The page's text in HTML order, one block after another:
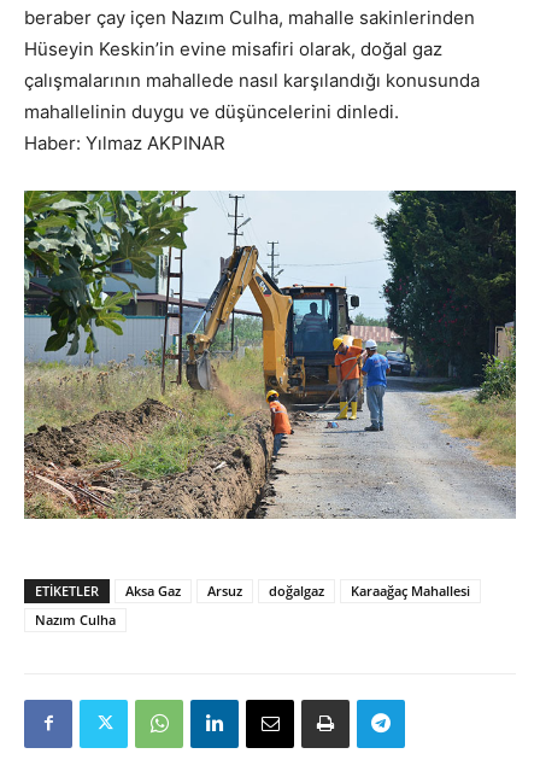
beraber çay içen Nazım Culha, mahalle sakinlerinden
Hüseyin Keskin’in evine misafiri olarak, doğal gaz
çalışmalarının mahallede nasıl karşılandığı konusunda
mahallelinin duygu ve düşüncelerini dinledi.
Haber: Yılmaz AKPINAR
ETIKETLER Aksa Gaz Arsuz doğalgaz
Karaağaç Mahallesi
Nazım Culha